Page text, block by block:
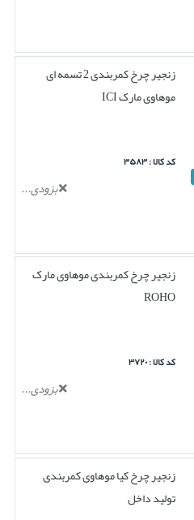
زنجیر چرخ کمربندی 2 تسمه ای
موهاوی مارک ICI
کد کالا : ۳۵۸۳
بزودی...
زنجیر چرخ کمربندی موهاوی مارک
ROHO
کد کالا : ۳۷۲۰
بزودی...
زنجیر چرخ کیا موهاوی کمربندی
تولید داخل